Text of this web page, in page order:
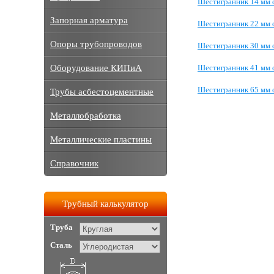
Шестигранник 22 мм
Шестигранник 30 мм
Шестигранник 41 мм
Шестигранник 65 мм
Запорная арматура
Опоры трубопроводов
Оборудование КИПиА
Трубы асбестоцементные
Металлобработка
Металлические пластины
Справочник
Трубный калькулятор
Труба
Сталь